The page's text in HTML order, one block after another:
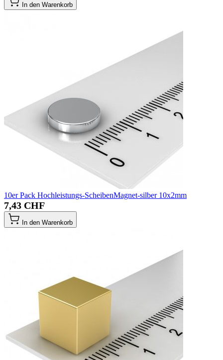
In den Warenkorb
10er Pack Hochleistungs-ScheibenMagnet-silber 10x2mm
7,43 CHF
In den Warenkorb